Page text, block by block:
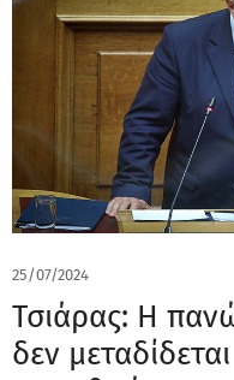
25/07/2024
Τσιάρας: Η
δεν